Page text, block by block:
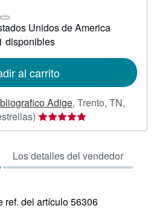
Más
información
sobre
tarifas
envío
Unidos de America
disponibles
al carrito
Adige, Trento, TN,
Calificación
del
5
de
estrellas
Los detalles del vendedor
ref. del artículo 56306